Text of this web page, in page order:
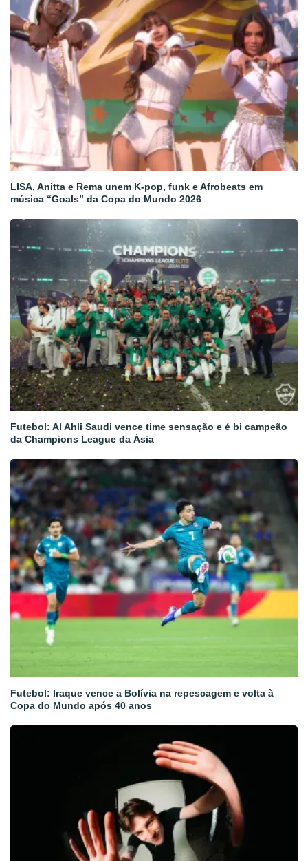
LISA, Anitta e Rema unem K-pop, funk e Afrobeats em
música “Goals” da Copa do Mundo 2026
Futebol: Al Ahli Saudi vence time sensação e é bi campeão
da Champions League da Ásia
Futebol: Iraque vence a Bolívia na repescagem e volta à
Copa do Mundo após 40 anos